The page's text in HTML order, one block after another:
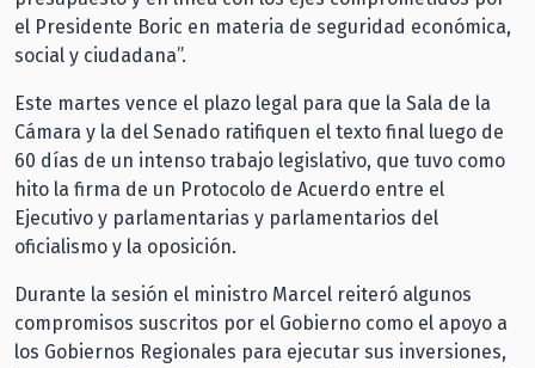
el Presidente Boric en materia de seguridad económica,
social y ciudadana”.
Este martes vence el plazo legal para que la Sala de la
Cámara y la del Senado ratifiquen el texto final luego de
60 días de un intenso trabajo legislativo, que tuvo como
hito la firma de un Protocolo de Acuerdo entre el
Ejecutivo y parlamentarias y parlamentarios del
oficialismo y la oposición.
Durante la sesión el ministro Marcel reiteró algunos
compromisos suscritos por el Gobierno como el apoyo a
los Gobiernos Regionales para ejecutar sus inversiones,